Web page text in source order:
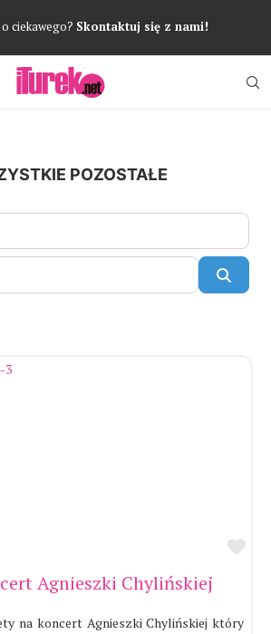
ciekawego? Skontaktuj się z nami!
POZOSTAŁE
Agnieszki Chylińskiej
na koncert Agnieszki Chylińskiej który